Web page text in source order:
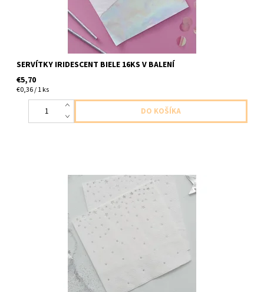
SERVÍTKY IRIDESCENT BIELE 16KS V BALENÍ
€5,70
€0,36 / 1 ks
papierove servítky biele s hviezdami striebornymi 3vrstvove
20ks v baleni velkost 12,5 x 12,5cm